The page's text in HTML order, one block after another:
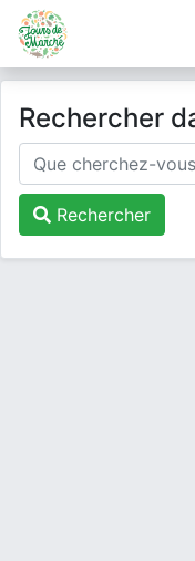
Rechercher
Rechercher